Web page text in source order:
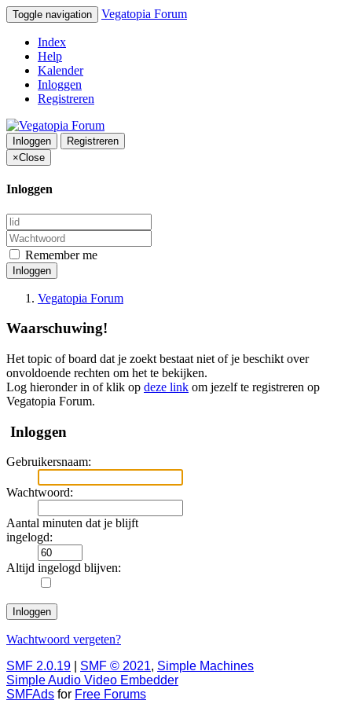
Toggle navigation Vegatopia Forum
Index
Help
Kalender
Inloggen
Registreren
Inloggen
Registreren
×Close
Inloggen
Remember me
Inloggen
Vegatopia Forum
Waarschuwing!
Het topic of board dat je zoekt bestaat niet of je beschikt over
onvoldoende rechten om het te bekijken.
Log hieronder in of klik op deze link om jezelf te registreren op
Vegatopia Forum.
Inloggen
Gebruikersnaam:
Wachtwoord:
Aantal minuten dat je blijft
ingelogd:
Altijd ingelogd blijven:
Wachtwoord vergeten?
SMF 2.0.19
SMF © 2021, Simple Machines
Simple Audio Video Embedder
SMFAds for Free Forums